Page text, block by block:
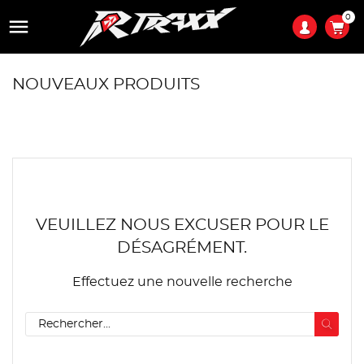
 0
NOUVEAUX PRODUITS
VEUILLEZ NOUS EXCUSER POUR LE
DÉSAGRÉMENT.
Effectuez une nouvelle recherche